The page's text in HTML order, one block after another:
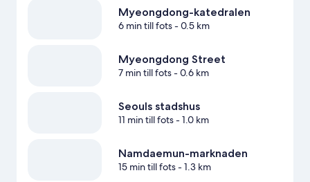
Myeongdong-katedralen
6 min till fots- 0.5 km
Myeongdong Street
7 min till fots- 0.6 km
Seouls stadshus
11 min till fots- 1.0 km
Namdaemun-marknaden
15 min till fots- 1.3 km